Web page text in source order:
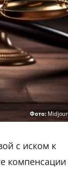
Фото:
с иском к
компенсации